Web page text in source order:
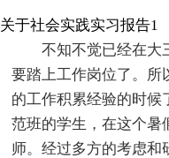
关于社会实践实习报告1
不知不觉已经在大
要踏上工作岗位了。所
的工作积累经验的时候
范班的学生，在这个暑
师。经过多方的考虑和